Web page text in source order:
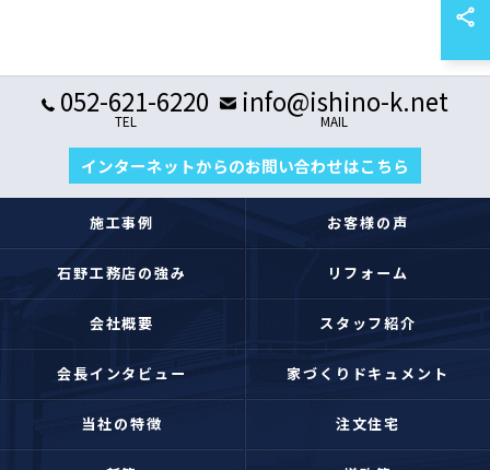
052-621-6220
TEL
info@ishino-k.net
MAIL
インターネットからのお問い合わせはこちら
施工事例 お客様の声
石野工務店の強み リフォーム
会社概要 スタッフ紹介
会長インタビュー 家づくりドキュメント
当社の特徴 注文住宅